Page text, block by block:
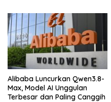
Alibaba Luncurkan Qwen3.8-
Max, Model AI Unggulan
Terbesar dan Paling Canggih